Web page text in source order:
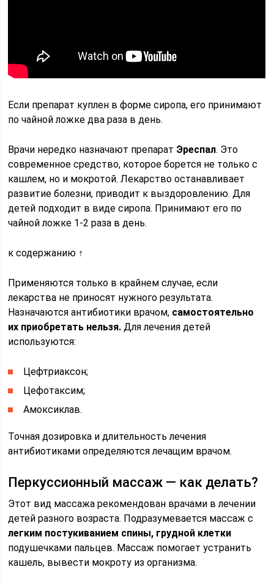
Если препарат куплен в форме сиропа, его принимают
по чайной ложке два раза в день.
Врачи нередко назначают препарат Эреспал. Это
современное средство, которое борется не только с
кашлем, но и мокротой. Лекарство останавливает
развитие болезни, приводит к выздоровлению. Для
детей подходит в виде сиропа. Принимают его по
чайной ложке 1-2 раза в день.
к содержанию ↑
Применяются только в крайнем случае, если
лекарства не приносят нужного результата.
Назначаются антибиотики врачом, самостоятельно
их приобретать нельзя. Для лечения детей
используются:
Цефтриаксон;
Цефотаксим;
Амоксиклав.
Точная дозировка и длительность лечения
антибиотиками определяются лечащим врачом.
Перкуссионный массаж — как делать?
Этот вид массажа рекомендован врачами в лечении
детей разного возраста. Подразумевается массаж с
легким постукиванием спины, грудной клетки
подушечками пальцев. Массаж помогает устранить
кашель, вывести мокроту из организма.